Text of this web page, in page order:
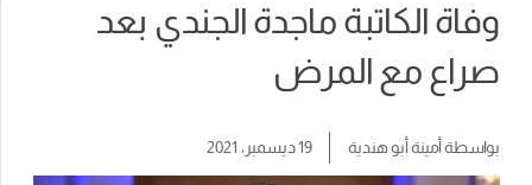
وفاة الكاتبة ماجدة الجندي بعد
صراع مع المرض
بواسطةأمينة أبو هندية 19 ديسمبر، 2021